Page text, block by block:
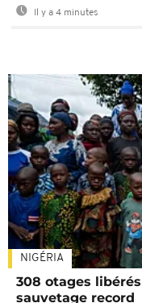
Il y a 4 minutes
NIGÉRIA
308 otages
sauvetage record